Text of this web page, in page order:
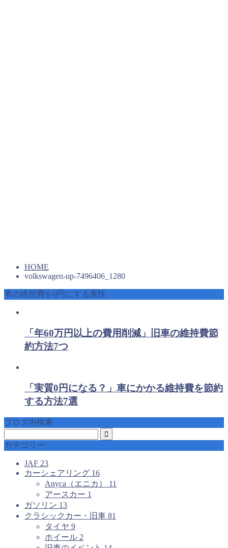
HOME
volkswagen-up-7496406_1280
車の維持費を0円にする裏技
「年60万円以上の費用削減」旧車の維持費節
約方法7つ
「実質0円になる？」車にかかる維持費を節約
する方法7選
ブログ内検索
カテゴリー
JAF 23
カーシェアリング 16
Anyca（エニカ） 11
アースカー 1
ガソリン 13
クラシックカー・旧車 81
タイヤ 9
ホイール 2